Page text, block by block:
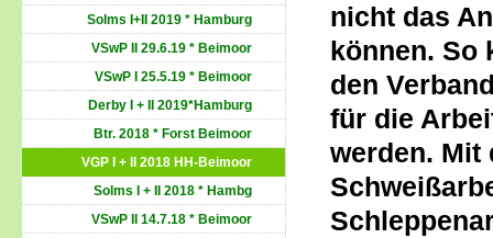
nicht das
können. So
den
für die
werden. Mit
Solms I+II 2019 * Hamburg
VSwP II 29.6.19 * Beimoor
VSwP I 25.5.19 * Beimoor
Derby I + II 2019*Hamburg
Btr. 2018 * Forst Beimoor
VGP I + II 2018 HH-Beimoor
Solms I + II 2018 * Hambg
VSwP II 14.7.18 * Beimoor